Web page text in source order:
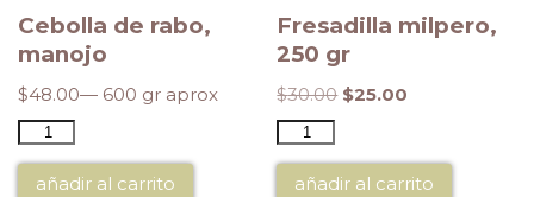
Cebolla de rabo,
manojo
$48.00— 600 gr aprox
añadir al carrito
Fresadilla milpero,
250 gr
$30.00 $25.00
añadir al carrito